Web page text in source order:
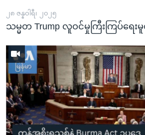
၂၈ ဇန္နဝါရီ၊ ၂၀၂၅
သမ္မတ Trump လူဝင်မှုကြီးကြပ်ရေ